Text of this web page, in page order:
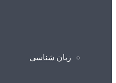
زبان شناسی